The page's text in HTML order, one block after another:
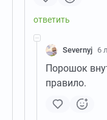
Severnyj 6
Порошок
правило.